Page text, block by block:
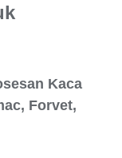
Kaca
Forvet,